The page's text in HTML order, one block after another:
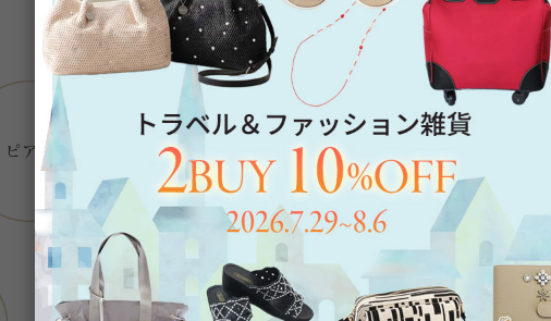
アイテムカテゴリー